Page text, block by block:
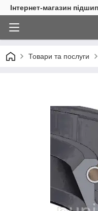
Інтернет-магазин
Товари та послуги